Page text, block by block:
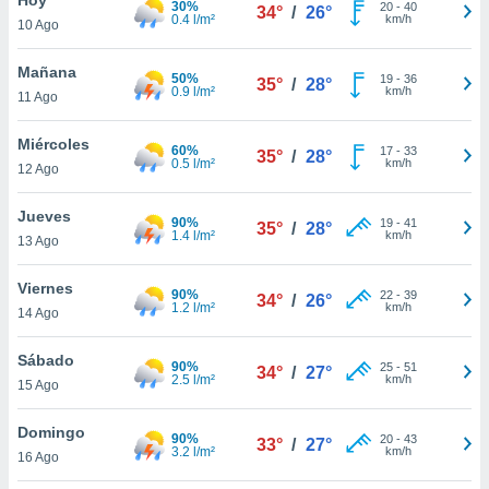
en
más
nuestra
de
cookies
aceptar
10 Ago
30%
0.4 l/m²
34° / 26° 20- 40
km/h
Mañana
11 Ago
50%
0.9 l/m²
35° / 28° 19- 36
km/h
Miércoles
12 Ago
60%
0.5 l/m²
35° / 28° 17- 33
km/h
Jueves
13 Ago
90%
1.4 l/m²
35° / 28° 19- 41
km/h
Viernes
14 Ago
90%
1.2 l/m²
34° / 26° 22- 39
km/h
Sábado
15 Ago
90%
2.5 l/m²
34° / 27° 25- 51
km/h
Domingo
16 Ago
90%
3.2 l/m²
33° / 27° 20- 43
km/h